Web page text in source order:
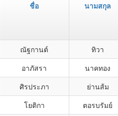
ชื่อ นามสกุล
ณัฐกานต์ ทิวา
อาภัสรา นาคทอง
ศิรประภา ย่านส้ม
โยติกา ตอรบรัมย์